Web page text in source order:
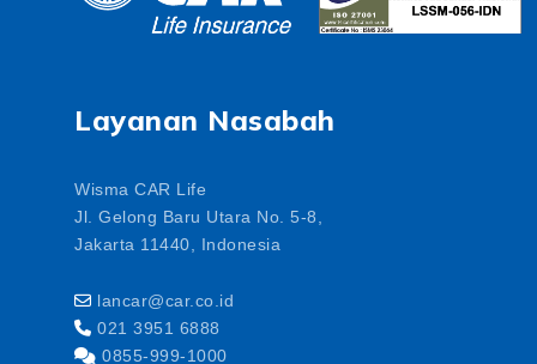
Layanan Nasabah
Wisma CAR Life
Jl. Gelong Baru Utara No. 5-8,
Jakarta 11440, Indonesia
lancar@car.co.id
021 3951 6888
0855-999-1000